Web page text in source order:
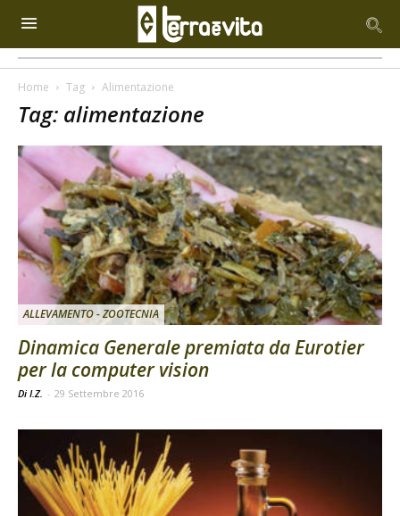
Home Tag Alimentazione
Tag: alimentazione
ALLEVAMENTO - ZOOTECNIA
Dinamica Generale premiata da Eurotier
per la computer vision
Di I.Z. - 29 Settembre 2016